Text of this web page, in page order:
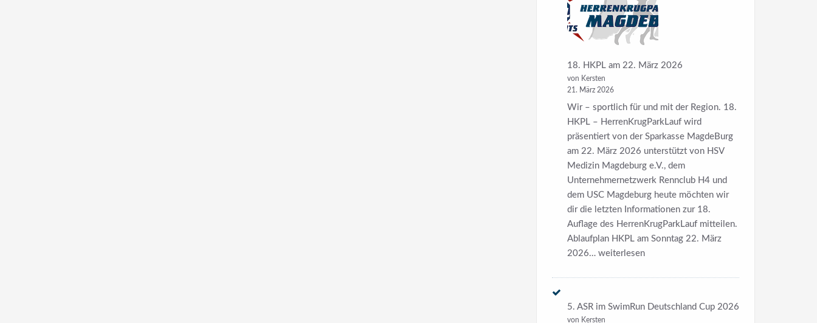
18. HKPL am 22. März 2026
von Kersten
21. März 2026
Wir – sportlich für und mit der Region. 18.
HKPL – HerrenKrugParkLauf wird
präsentiert von der Sparkasse MagdeBurg
am 22. März 2026 unterstützt von HSV
Medizin Magdeburg e.V., dem
Unternehmernetzwerk Rennclub H4 und
dem USC Magdeburg heute möchten wir
dir die letzten Informationen zur 18.
Auflage des HerrenKrugParkLauf mitteilen.
Ablaufplan HKPL am Sonntag 22. März
2026… 18.
März
weiterlesen
5. ASR im SwimRun Deutschland Cup 2026
von Kersten